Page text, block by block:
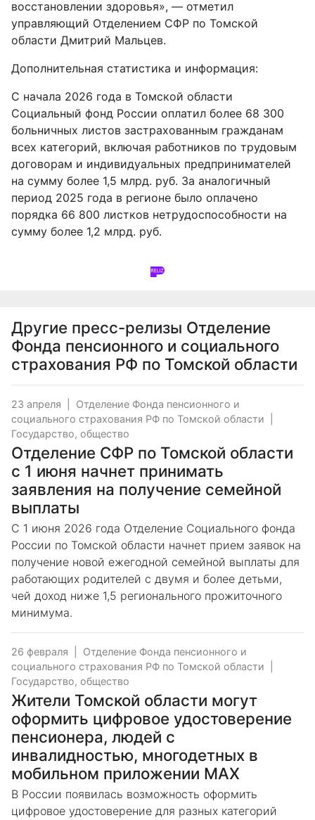
восстановлении здоровья», — отметил
управляющий Отделением СФР по Томской
области Дмитрий Мальцев.
Дополнительная статистика и информация:
С начала 2026 года в Томской области
Социальный фонд России оплатил более 68 300
больничных листов застрахованным гражданам
всех категорий, включая работников по трудовым
договорам и индивидуальных предпринимателей
на сумму более 1,5 млрд. руб. За аналогичный
период 2025 года в регионе было оплачено
порядка 66 800 листков нетрудоспособности на
сумму более 1,2 млрд. руб.
Другие пресс-релизы Отделение
Фонда пенсионного и социального
страхования РФ по Томской области
23 апреля
Отделение Фонда пенсионного и
социального страхования РФ по Томской области
Государство, общество
Отделение СФР по Томской области
с 1 июня начнет принимать
заявления на получение семейной
выплаты
С 1 июня 2026 года Отделение Социального фонда
России по Томской области начнет прием заявок на
получение новой ежегодной семейной выплаты для
работающих родителей с двумя и более детьми,
чей доход ниже 1,5 регионального прожиточного
минимума.
26 февраля
Отделение Фонда пенсионного и
социального страхования РФ по Томской области
Государство, общество
Жители Томской области могут
оформить цифровое удостоверение
пенсионера, людей с
инвалидностью, многодетных в
мобильном приложении МАХ
В России появилась возможность оформить
цифровое удостоверение для разных категорий